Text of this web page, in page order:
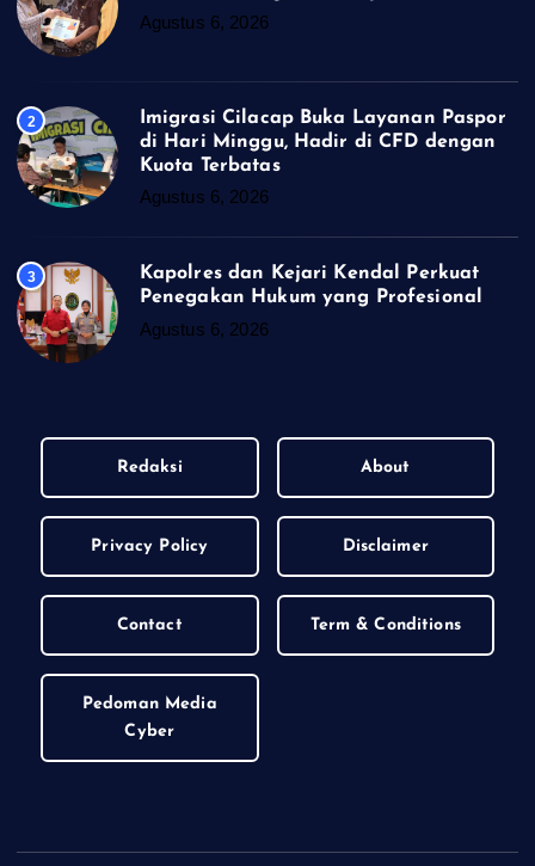
Agustus 6, 2026
2
Imigrasi Cilacap Buka Layanan Paspor
di Hari Minggu, Hadir di CFD dengan
Kuota Terbatas
Agustus 6, 2026
3
Kapolres dan Kejari Kendal Perkuat
Penegakan Hukum yang Profesional
Agustus 6, 2026
Redaksi About
Privacy Policy Disclaimer
Contact Term & Conditions
Pedoman Media
Cyber